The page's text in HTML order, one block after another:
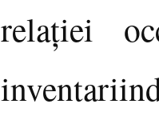
relaţiei